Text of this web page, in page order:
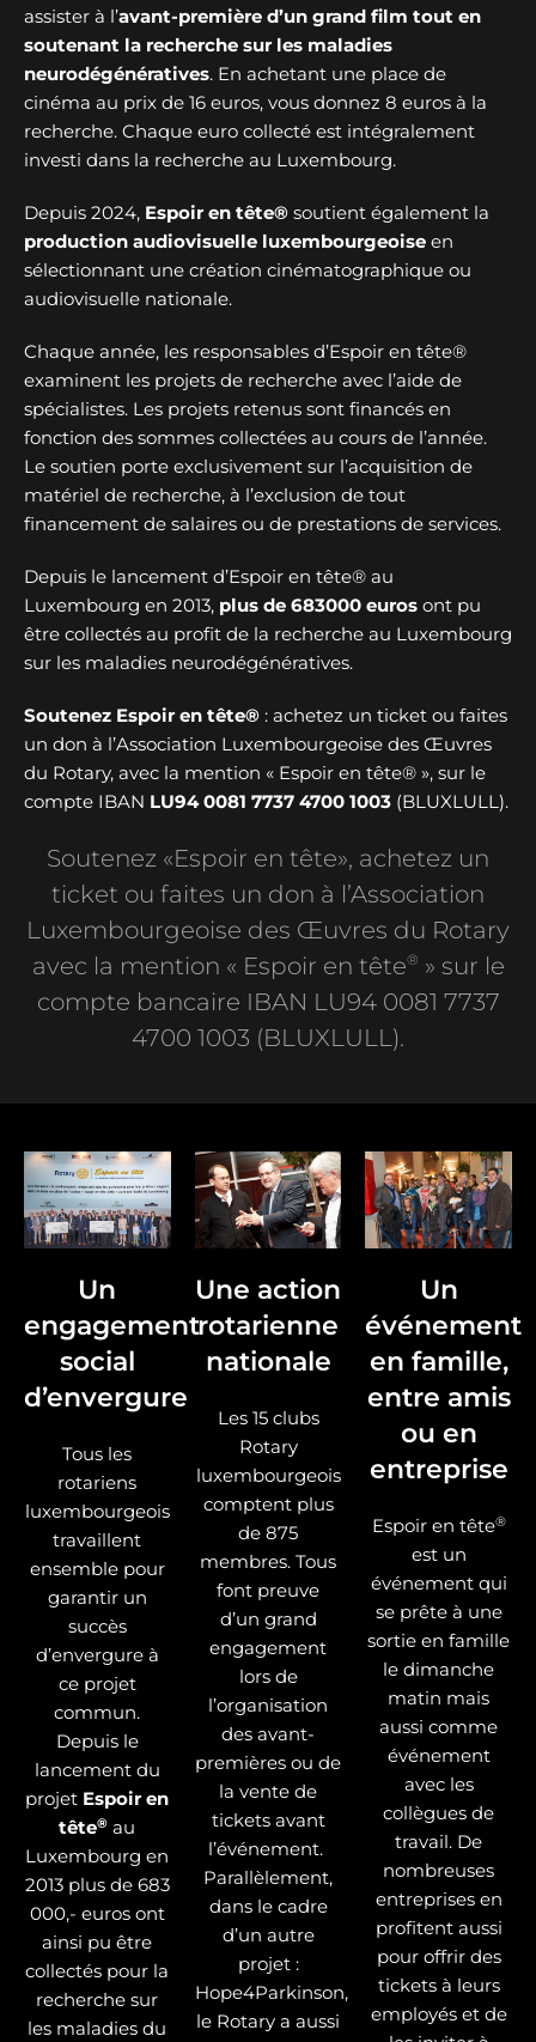
assister à l’avant-première d’un grand film tout en
soutenant la recherche sur les maladies
neurodégénératives. En achetant une place de
cinéma au prix de 16 euros, vous donnez 8 euros à la
recherche. Chaque euro collecté est intégralement
investi dans la recherche au Luxembourg.
Depuis 2024, Espoir en tête® soutient également la
production audiovisuelle luxembourgeoise en
sélectionnant une création cinématographique ou
audiovisuelle nationale.
Chaque année, les responsables d’Espoir en tête®
examinent les projets de recherche avec l’aide de
spécialistes. Les projets retenus sont financés en
fonction des sommes collectées au cours de l’année.
Le soutien porte exclusivement sur l’acquisition de
matériel de recherche, à l’exclusion de tout
financement de salaires ou de prestations de services.
Depuis le lancement d’Espoir en tête® au
Luxembourg en 2013, plus de 683000 euros ont pu
être collectés au profit de la recherche au Luxembourg
sur les maladies neurodégénératives.
Soutenez Espoir en tête® : achetez un ticket ou faites
un don à l’Association Luxembourgeoise des Œuvres
du Rotary, avec la mention « Espoir en tête® », sur le
compte IBAN LU94 0081 7737 4700 1003 (BLUXLULL).
Soutenez «Espoir en tête», achetez un
ticket ou faites un don à l’Association
Luxembourgeoise des Œuvres du Rotary
avec la mention « Espoir en tête® » sur le
compte bancaire IBAN LU94 0081 7737
4700 1003 (BLUXLULL).
Un
engagement
social
d’envergure
Tous les
rotariens
luxembourgeois
travaillent
ensemble pour
garantir un
succès
d’envergure à
ce projet
commun.
Depuis le
lancement du
projet Espoir en
tête® au
Luxembourg en
2013 plus de 683
000,- euros ont
ainsi pu être
collectés pour la
recherche sur
les maladies du
Une action
rotarienne
nationale
Les 15 clubs
Rotary
luxembourgeois
comptent plus
de 875
membres. Tous
font preuve
d’un grand
engagement
lors de
l’organisation
des avant-
premières ou de
la vente de
tickets avant
l’événement.
Parallèlement,
dans le cadre
d’un autre
projet :
Hope4Parkinson,
le Rotary a aussi
Un
événement
en famille,
entre amis
ou en
entreprise
Espoir en tête®
est un
événement qui
se prête à une
sortie en famille
le dimanche
matin mais
aussi comme
événement
avec les
collègues de
travail. De
nombreuses
entreprises en
profitent aussi
pour offrir des
tickets à leurs
employés et de